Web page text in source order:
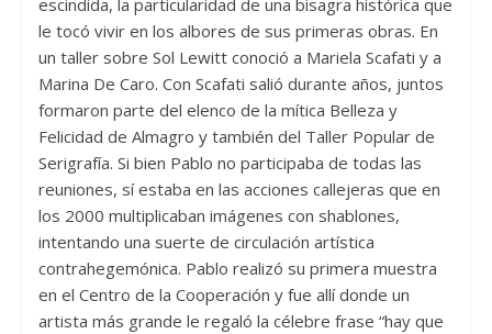
escindida, la particularidad de una bisagra histórica que
le tocó vivir en los albores de sus primeras obras. En
un taller sobre Sol Lewitt conoció a Mariela Scafati y a
Marina De Caro. Con Scafati salió durante años, juntos
formaron parte del elenco de la mítica Belleza y
Felicidad de Almagro y también del Taller Popular de
Serigrafía. Si bien Pablo no participaba de todas las
reuniones, sí estaba en las acciones callejeras que en
los 2000 multiplicaban imágenes con shablones,
intentando una suerte de circulación artística
contrahegemónica. Pablo realizó su primera muestra
en el Centro de la Cooperación y fue allí donde un
artista más grande le regaló la célebre frase “hay que